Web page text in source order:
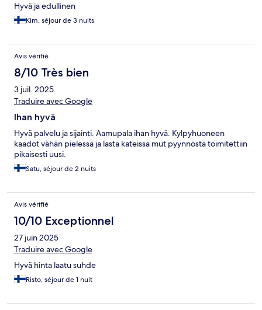
Hyvä ja edullinen
Kim, séjour de 3 nuits
Avis vérifié
8/10 Très bien
3 juil. 2025
Traduire avec Google
Ihan hyvä
Hyvä palvelu ja sijainti. Aamupala ihan hyvä. Kylpyhuoneen
kaadot vähän pielessä ja lasta kateissa mut pyynnöstä toimitettiin
pikaisesti uusi.
Satu, séjour de 2 nuits
Avis vérifié
10/10 Exceptionnel
27 juin 2025
Traduire avec Google
Hyvä hinta laatu suhde
Risto, séjour de 1 nuit